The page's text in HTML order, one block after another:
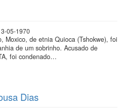
05-1970
Moxico, de etnia Quioca (Tshokwe), foi
de um sobrinho. Acusado de
foi condenado…
Dias